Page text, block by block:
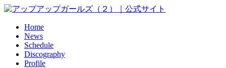
Skip
contentHome
News
Schedule
Discography
Profile